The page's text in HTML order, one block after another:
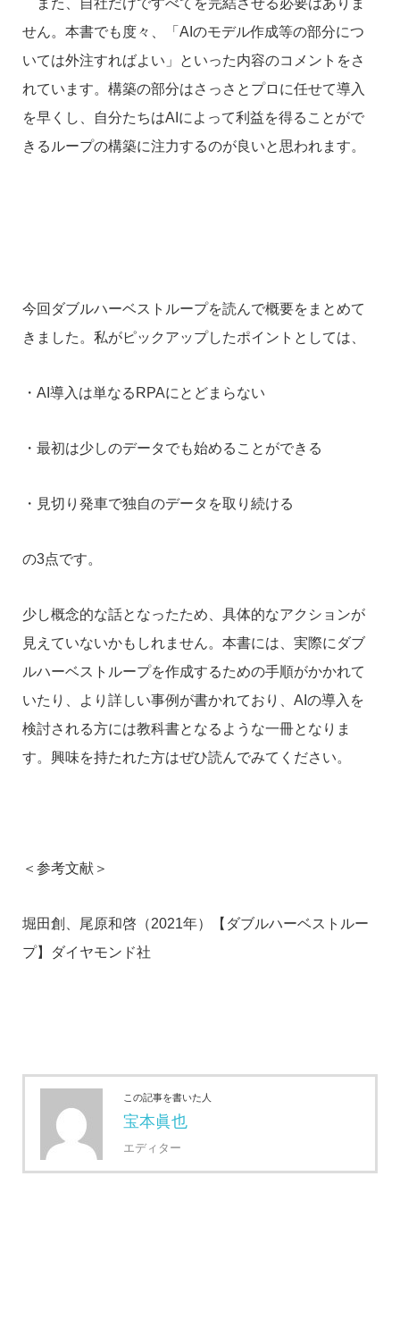
せん。本書でも度々、「AIのモデル作成等の部分につ
いては外注すればよい」といった内容のコメントをさ
れています。構築の部分はさっさとプロに任せて導入
を早くし、自分たちはAIによって利益を得ることがで
きるループの構築に注力するのが良いと思われます。
今回ダブルハーベストループを読んで概要をまとめて
きました。私がピックアップしたポイントとしては、
・AI導入は単なるRPAにとどまらない
・最初は少しのデータでも始めることができる
・見切り発車で独自のデータを取り続ける
の3点です。
少し概念的な話となったため、具体的なアクションが
見えていないかもしれません。本書には、実際にダブ
ルハーベストループを作成するための手順がかかれて
いたり、より詳しい事例が書かれており、AIの導入を
検討される方には教科書となるような一冊となりま
す。興味を持たれた方はぜひ読んでみてください。
＜参考文献＞
堀田創、尾原和啓（2021年）【ダブルハーベストルー
プ】ダイヤモンド社
この記事を書いた人
宝本眞也
エディター